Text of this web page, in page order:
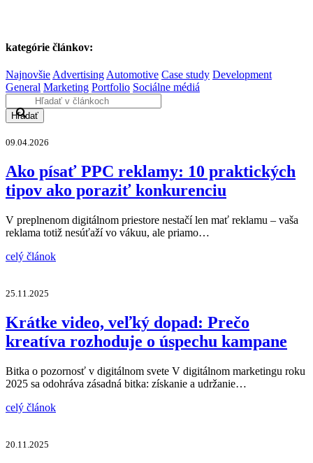
kategórie článkov:
Najnovšie Advertising Automotive Case study Development
General Marketing Portfolio Sociálne médiá
Hľadať
09.04.2026
Ako písať PPC reklamy: 10 praktických
tipov ako poraziť konkurenciu
V preplnenom digitálnom priestore nestačí len mať reklamu – vaša
reklama totiž nesúťaží vo vákuu, ale priamo…
celý článok
25.11.2025
Krátke video, veľký dopad: Prečo
kreatíva rozhoduje o úspechu kampane
Bitka o pozornosť v digitálnom svete V digitálnom marketingu roku
2025 sa odohráva zásadná bitka: získanie a udržanie…
celý článok
20.11.2025